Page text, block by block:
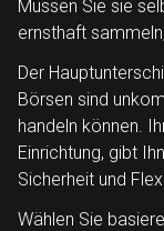
Müssen Sie sie
ernsthaft
Der
Börsen sind
handeln können.
Einrichtung, gibt
Sicherheit und
Wählen Sie